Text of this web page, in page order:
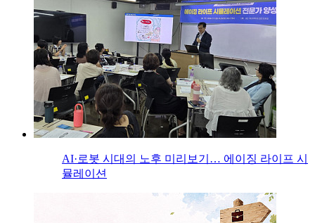
AI·로봇 시대의 노후 미리보기… 에이징 라이프 시
뮬레이션